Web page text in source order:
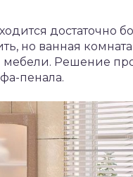
достаточно
но ванная
Решение
пенала.